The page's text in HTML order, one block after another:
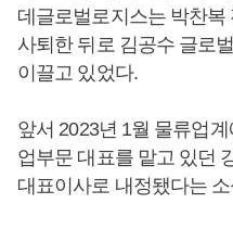
데글로벌로지스는 박찬복
사퇴한 뒤로 김공수 글로
이끌고 있었다.
앞서 2023년 1월 물류업
업부문 대표를 맡고 있던
대표이사로 내정됐다는